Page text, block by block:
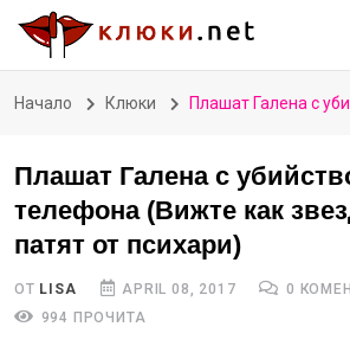
Начало Клюки Плашат Галена с убийство по телефона
Плашат Галена с
телефона (Вижте как
патят от психари)
ОТ LISA APRIL 08, 2017
0
994 ПРОЧИТА